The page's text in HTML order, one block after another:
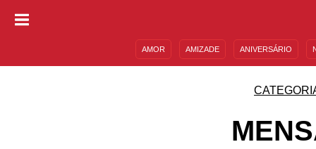
AMOR AMIZADE ANIVERSÁRIO